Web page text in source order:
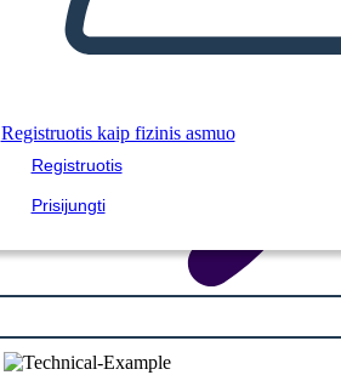
Registruotis kaip fizinis asmuo
Registruotis
Prisijungti